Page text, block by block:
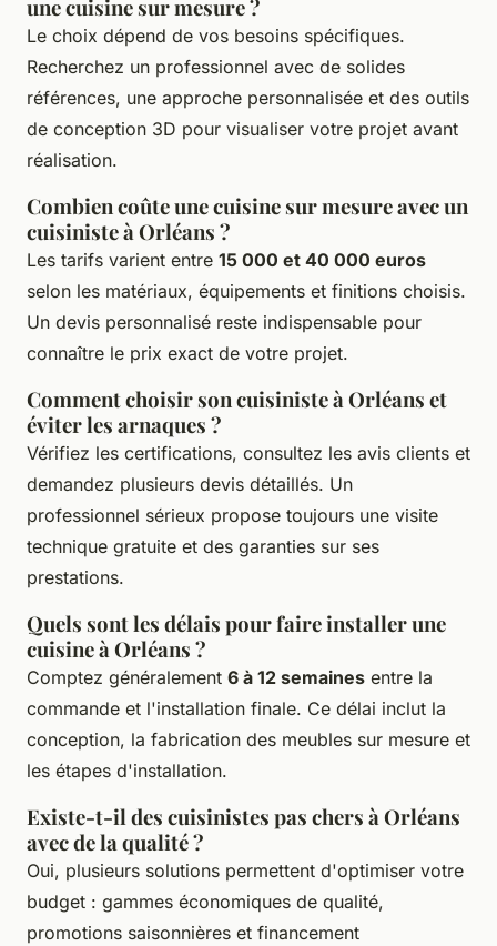
une cuisine sur mesure ?
Le choix dépend de vos besoins spécifiques.
Recherchez un professionnel avec de solides
références, une approche personnalisée et des outils
de conception 3D pour visualiser votre projet avant
réalisation.
Combien coûte une cuisine sur mesure avec un
cuisiniste à Orléans ?
Les tarifs varient entre 15 000 et 40 000 euros
selon les matériaux, équipements et finitions choisis.
Un devis personnalisé reste indispensable pour
connaître le prix exact de votre projet.
Comment choisir son cuisiniste à Orléans et
éviter les arnaques ?
Vérifiez les certifications, consultez les avis clients et
demandez plusieurs devis détaillés. Un
professionnel sérieux propose toujours une visite
technique gratuite et des garanties sur ses
prestations.
Quels sont les délais pour faire installer une
cuisine à Orléans ?
Comptez généralement 6 à 12 semaines entre la
commande et l'installation finale. Ce délai inclut la
conception, la fabrication des meubles sur mesure et
les étapes d'installation.
Existe-t-il des cuisinistes pas chers à Orléans
avec de la qualité ?
Oui, plusieurs solutions permettent d'optimiser votre
budget : gammes économiques de qualité,
promotions saisonnières et financement